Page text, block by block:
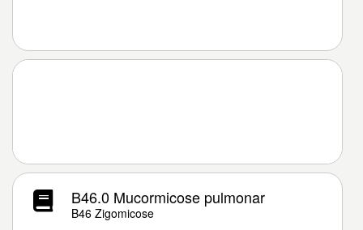
B46.0 Mucormicose pulmonar
B46 Zigomicose